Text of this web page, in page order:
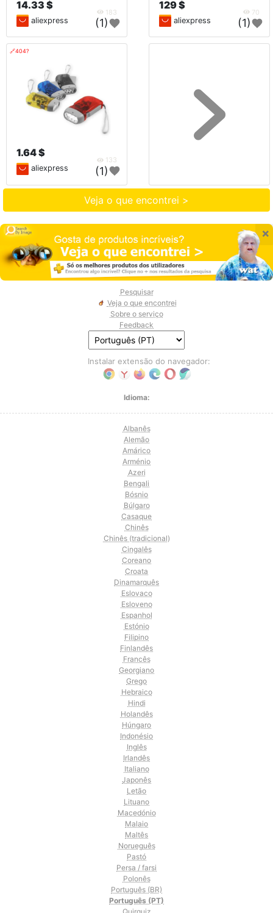
14.33 $
183
aliexpress (1)
129 $
70
aliexpress (1)
🔗404?
1.64 $
133
aliexpress (1)
Veja o que encontrei >
×
Pesquisar
Veja o que encontrei
Sobre o serviço
Feedback
Instalar extensão do navegador:
Idioma:
Albanês
Alemão
Amárico
Arménio
Azeri
Bengali
Bósnio
Búlgaro
Casaque
Chinês
Chinês (tradicional)
Cingalês
Coreano
Croata
Dinamarquês
Eslovaco
Esloveno
Espanhol
Estónio
Filipino
Finlandês
Francês
Georgiano
Grego
Hebraico
Hindi
Holandês
Húngaro
Indonésio
Inglês
Irlandês
Italiano
Japonês
Letão
Lituano
Macedónio
Malaio
Maltês
Norueguês
Pastó
Persa / farsi
Polonês
Português (BR)
Português (PT)